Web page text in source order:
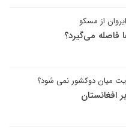
از مسکو
فاصله می‌گیرد؟
میان دوکشور نمی شود؟
افغانستان